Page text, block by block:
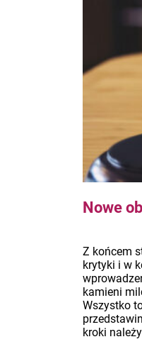
Nowe
Z końcem
krytyki i w
kamieni
Wszystko
kroki